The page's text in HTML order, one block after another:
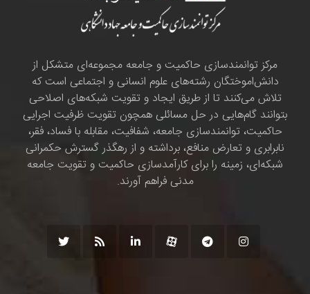
مرکز توانمندسازی حاکمیت و جامعه مجموعه‌ای متشکل از
دانش‌اموختگان رشته‌های علوم انسانی و اجتماعی است که
تلاش می‌کنند تا از طریق ایجاد و تقویت شبکه‌های اصلاحی
بتوانند گام‌هایی در حل مسائلی همچون تقویت ظرفیت اجرایی
حاکمیت، توانمندسازی جامعه، شفافیت، مقابله با فساد، فقر،
نابرابری و تعارض منافع، برداشته و از رهگذر گسترش حکمرانی
شبکه‌ای، زمینه را برای کارآمدسازی حاکمیت و تقویت جامعه
مدنی فراهم آورند.